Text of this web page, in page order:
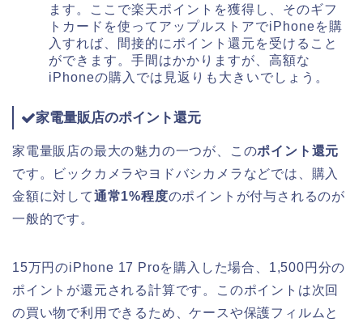
ます。ここで楽天ポイントを獲得し、そのギフ
トカードを使ってアップルストアでiPhoneを購
入すれば、間接的にポイント還元を受けること
ができます。手間はかかりますが、高額な
iPhoneの購入では見返りも大きいでしょう。
家電量販店のポイント還元
家電量販店の最大の魅力の一つが、このポイント還元
です。ビックカメラやヨドバシカメラなどでは、購入
金額に対して通常1%程度のポイントが付与されるのが
一般的です。
15万円のiPhone 17 Proを購入した場合、1,500円分の
ポイントが還元される計算です。このポイントは次回
の買い物で利用できるため、ケースや保護フィルムと